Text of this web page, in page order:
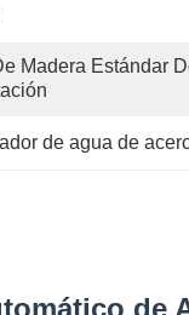
Madera Estándar
de agua de
de